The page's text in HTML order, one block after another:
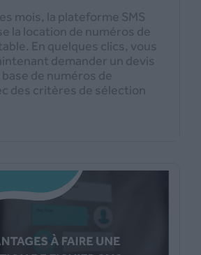
mois, la plateforme SMS
la location de numéros de
En quelques clics, vous
demander un devis
de numéros de
des critères de sélection